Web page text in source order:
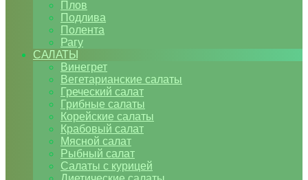
Плов
Подлива
Полента
Рагу
САЛАТЫ
Винегрет
Вегетарианские салаты
Греческий салат
Грибные салаты
Корейские салаты
Крабовый салат
Мясной салат
Рыбный салат
Салаты с курицей